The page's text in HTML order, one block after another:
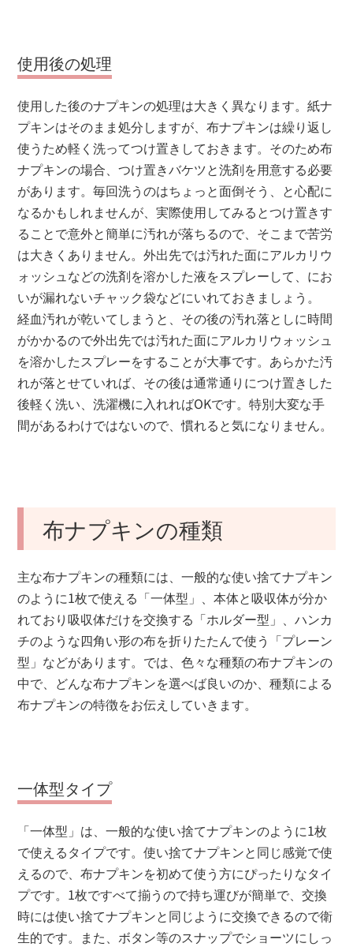
使用後の処理
使用した後のナプキンの処理は大きく異なります。紙ナ
プキンはそのまま処分しますが、布ナプキンは繰り返し
使うため軽く洗ってつけ置きしておきます。そのため布
ナプキンの場合、つけ置きバケツと洗剤を用意する必要
があります。毎回洗うのはちょっと面倒そう、と心配に
なるかもしれませんが、実際使用してみるとつけ置きす
ることで意外と簡単に汚れが落ちるので、そこまで苦労
は大きくありません。外出先では汚れた面にアルカリウ
ォッシュなどの洗剤を溶かした液をスプレーして、にお
いが漏れないチャック袋などにいれておきましょう。
経血汚れが乾いてしまうと、その後の汚れ落としに時間
がかかるので外出先では汚れた面にアルカリウォッシュ
を溶かしたスプレーをすることが大事です。あらかた汚
れが落とせていれば、その後は通常通りにつけ置きした
後軽く洗い、洗濯機に入れればOKです。特別大変な手
間があるわけではないので、慣れると気になりません。
布ナプキンの種類
主な布ナプキンの種類には、一般的な使い捨てナプキン
のように1枚で使える「一体型」、本体と吸収体が分か
れており吸収体だけを交換する「ホルダー型」、ハンカ
チのような四角い形の布を折りたたんで使う「プレーン
型」などがあります。では、色々な種類の布ナプキンの
中で、どんな布ナプキンを選べば良いのか、種類による
布ナプキンの特徴をお伝えしていきます。
一体型タイプ
「一体型」は、一般的な使い捨てナプキンのように1枚
で使えるタイプです。使い捨てナプキンと同じ感覚で使
えるので、布ナプキンを初めて使う方にぴったりなタイ
プです。1枚ですべて揃うので持ち運びが簡単で、交換
時には使い捨てナプキンと同じように交換できるので衛
生的です。また、ボタン等のスナップでショーツにしっ